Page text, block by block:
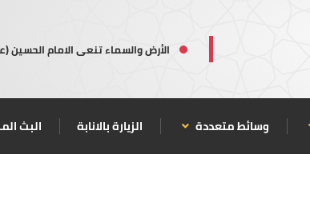
الأرض والسماء تنعى الامام الحسين
وسائط متعددة الزيارة بالانابة البث